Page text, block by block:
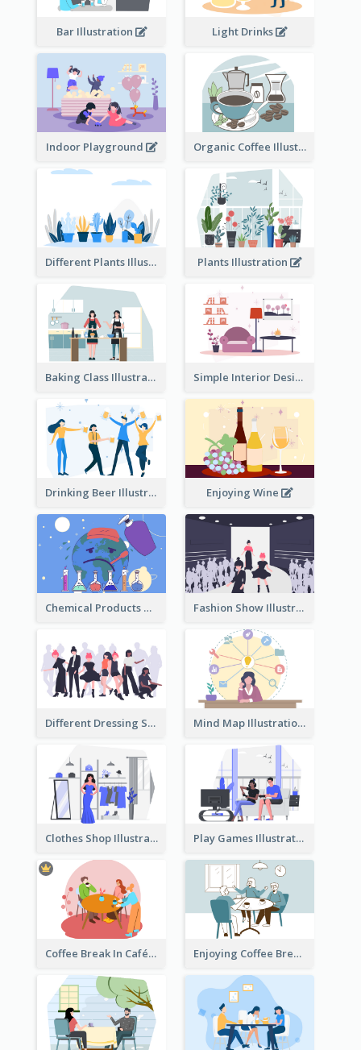
Bar Illustration Light Drinks
Indoor Playground Organic Coffee Illustration
Different Plants Illustration Plants Illustration
Baking Class Illustration Simple Interior Design
Drinking Beer Illustration Enjoying Wine
Chemical Products Hazarding The Earth Illustration Fashion Show Illustration
Different Dressing Style Illustration Mind Map Illustration
Clothes Shop Illustration Play Games Illustration
Coffee Break In Café Illustration Enjoying Coffee Break Illustration